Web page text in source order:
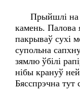
Прыйшлі на
камень. Палова
пакрываў сухі
супольна
зямлю ўбілі
нібы крануў
Бясспрэчна тут